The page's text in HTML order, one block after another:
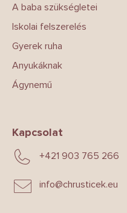
A baba szükségletei
Iskolai felszerelés
Gyerek ruha
Anyukáknak
Ágynemű
Kapcsolat
info@chrusticek.eu
+421 903 765 266